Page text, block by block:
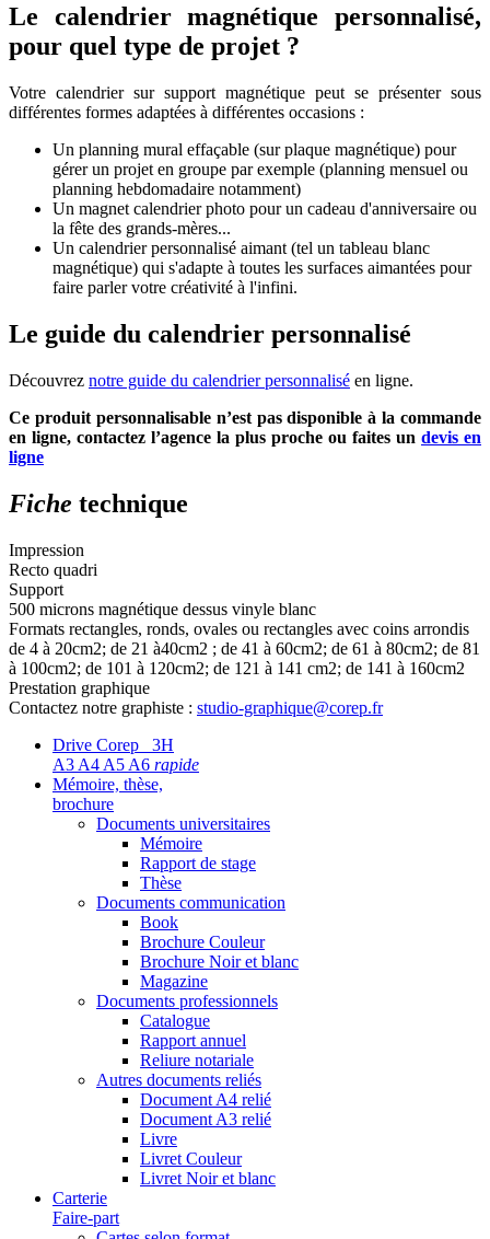
Le calendrier magnétique personnalisé,
pour quel type de projet ?
Votre calendrier sur support magnétique peut se présenter sous
différentes formes adaptées à différentes occasions :
Un planning mural effaçable (sur plaque magnétique) pour
gérer un projet en groupe par exemple (planning mensuel ou
planning hebdomadaire notamment)
Un magnet calendrier photo pour un cadeau d'anniversaire ou
la fête des grands-mères...
Un calendrier personnalisé aimant (tel un tableau blanc
magnétique) qui s'adapte à toutes les surfaces aimantées pour
faire parler votre créativité à l'infini.
Le guide du calendrier personnalisé
Découvrez notre guide du calendrier personnalisé en ligne.
Ce produit personnalisable n’est pas disponible à la commande
en ligne, contactez l’agence la plus proche ou faites un devis en
ligne
Fiche technique
Impression
Recto quadri
Support
500 microns magnétique dessus vinyle blanc
Formats rectangles, ronds, ovales ou rectangles avec coins arrondis
de 4 à 20cm2; de 21 à40cm2 ; de 41 à 60cm2; de 61 à 80cm2; de 81
à 100cm2; de 101 à 120cm2; de 121 à 141 cm2; de 141 à 160cm2
Prestation graphique
Contactez notre graphiste : studio-graphique@corep.fr
Drive Corep 3H
A3 A4 A5 A6 rapide
Mémoire, thèse,
brochure
Documents universitaires
Mémoire
Rapport de stage
Thèse
Documents communication
Book
Brochure Couleur
Brochure Noir et blanc
Magazine
Documents professionnels
Catalogue
Rapport annuel
Reliure notariale
Autres documents reliés
Document A4 relié
Document A3 relié
Livre
Livret Couleur
Livret Noir et blanc
Carterie
Faire-part